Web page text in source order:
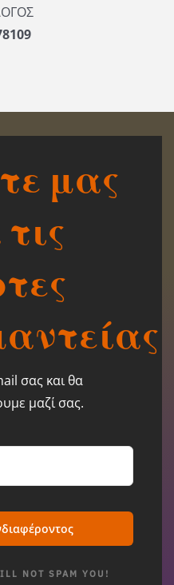
μας
σας και θα
μαζί σας.
NOT SPAM YOU!